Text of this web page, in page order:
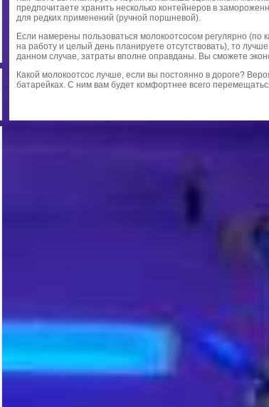
предпочитаете хранить несколько контейнеров в
для редких применений (ручной поршневой).
Если намерены пользоваться молокоотсосом регулярно (по
на работу и целый день планируете отсутствовать), то
данном случае, затраты вполне оправданы. Вы сможете
Какой молокоотсос лучше, если вы постоянно в дороге?
батарейках. С ним вам будет комфортнее всего